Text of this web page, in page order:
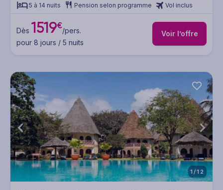
5 à 14 nuits Pension selon programme Vol inclus
Dès 1519€/pers.
pour 8 jours / 5 nuits
Voir l’offre
1/12